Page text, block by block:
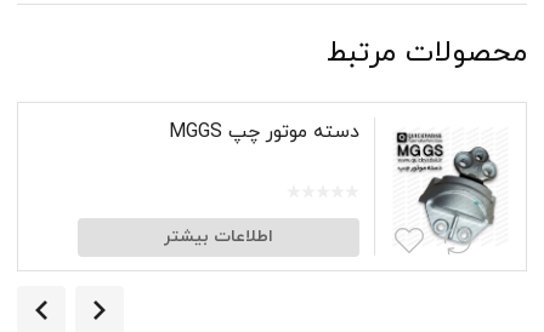
محصولات مرتبط
دسته موتور چپ MGGS
اطلاعات بیشتر